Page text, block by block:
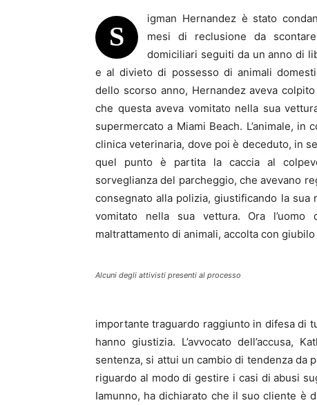
S
igman Hernandez è stato
mesi di reclusione da
domiciliari seguiti da un anno di
e al divieto di possesso di animali
dello scorso anno, Hernandez aveva
che questa aveva vomitato nella sua
supermercato a Miami Beach. L’animale,
clinica veterinaria, dove poi è deceduto, in
quel punto è partita la caccia al
sorveglianza del parcheggio, che avevano
consegnato alla polizia, giustificando la
vomitato nella sua vettura. Ora
maltrattamento di animali, accolta con
Alcuni degli attivisti presenti al processo
importante traguardo raggiunto in difesa di
hanno giustizia. L’avvocato dell’accusa,
sentenza, si attui un cambio di tendenza
riguardo al modo di gestire i casi di abusi
Iamunno, ha dichiarato che il suo cliente è